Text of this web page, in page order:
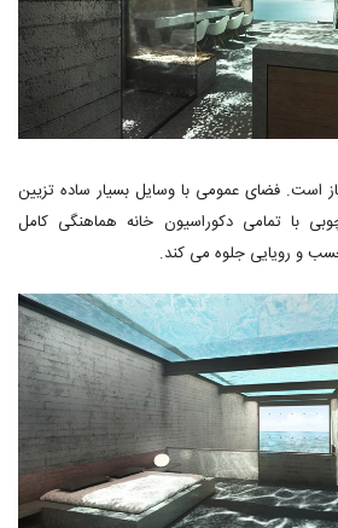
است. فضای عمومی با وسایل بسیار ساده تزیین
با تمامی دکوراسیون خانه هماهنگی کامل
و رویایی جلوه می کند.